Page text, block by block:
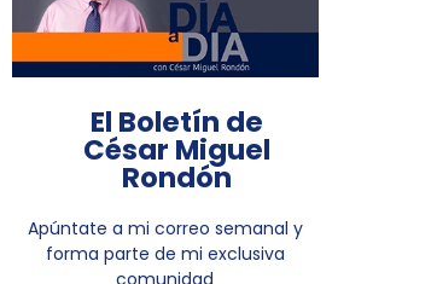
El Boletín de
César Miguel
Rondón
Apúntate a mi correo semanal y
forma parte de mi exclusiva